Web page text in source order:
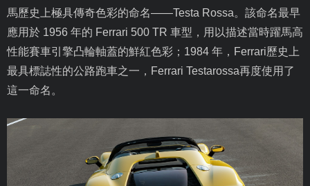
馬歷史上極具傳奇色彩的命名——Testa Rossa。該命名最早
應用於 1956 年的 Ferrari 500 TR 車型，用以描述當時躍馬高
性能賽車引擎凸輪軸蓋的鮮紅色彩； 1984 年， Ferrari歷史上
最具標誌性的公路跑車之一， Ferrari Testarossa再度使用了
這一命名。